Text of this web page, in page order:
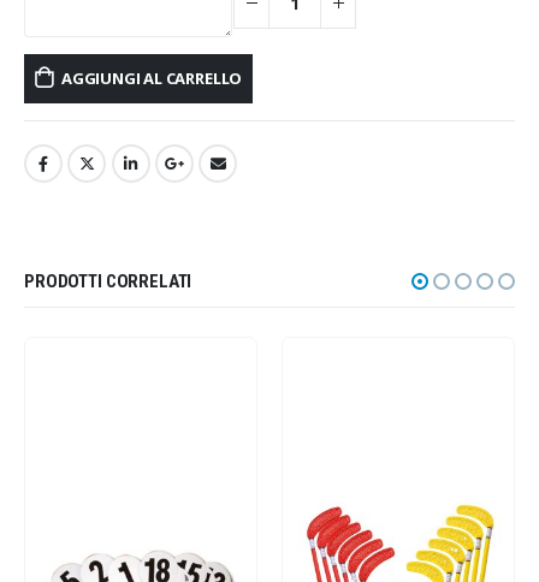
AGGIUNGI AL CARRELLO
PRODOTTI CORRELATI